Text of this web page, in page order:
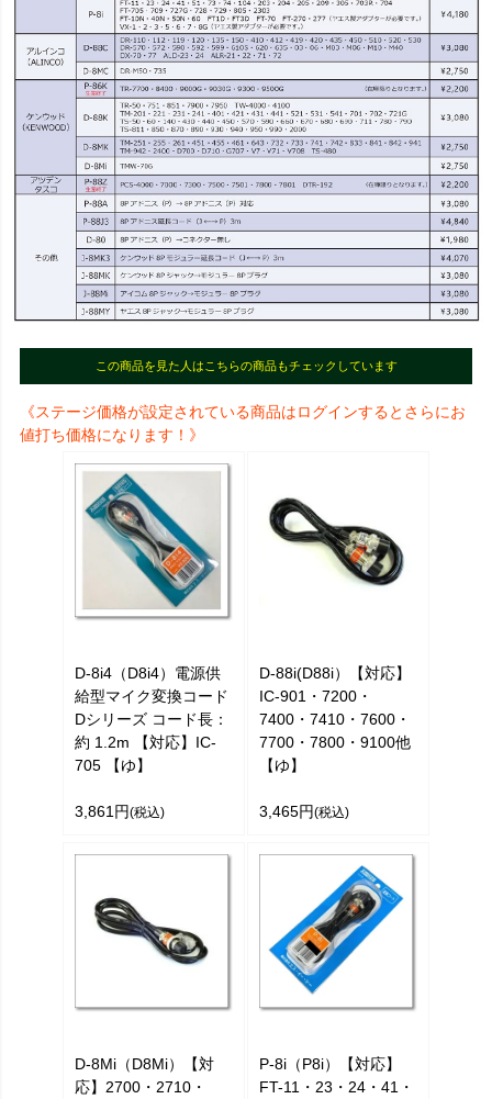
この商品を見た人はこちらの商品もチェックしています
《ステージ価格が設定されている商品はログインするとさらにお
値打ち価格になります！》
D-8i4（D8i4）電源供
給型マイク変換コード
Dシリーズ コード長：
約 1.2m 【対応】IC-
705 【ゆ】
3,861円(税込)
D-88i(D88i）【対応】
IC-901・7200・
7400・7410・7600・
7700・7800・9100他
【ゆ】
3,465円(税込)
D-8Mi（D8Mi）【対
応】2700・2710・
P-8i（P8i）【対応】
FT-11・23・24・41・